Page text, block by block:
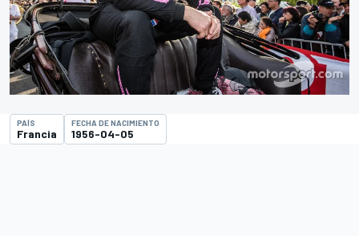
PAÍS
Francia
FECHA DE NACIMIENTO
1956-04-05